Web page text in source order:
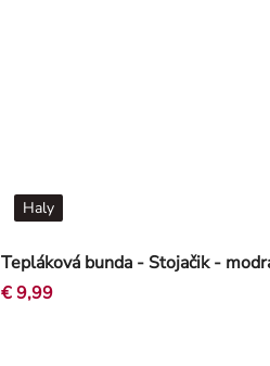
Tepláková bunda - Stojačik -
Haly
€ 9,99